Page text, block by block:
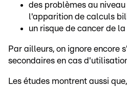
des problèmes au
l'apparition de calculs
un risque de cancer de
Par ailleurs, on ignore encore
secondaires en cas
Les études montrent aussi